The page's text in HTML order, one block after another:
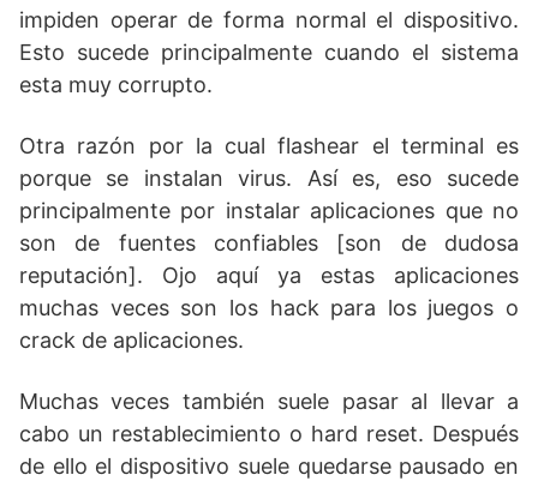
impiden operar de forma normal el dispositivo.
Esto sucede principalmente cuando el sistema
esta muy corrupto.
Otra razón por la cual flashear el terminal es
porque se instalan virus. Así es, eso sucede
principalmente por instalar aplicaciones que no
son de fuentes confiables [son de dudosa
reputación]. Ojo aquí ya estas aplicaciones
muchas veces son los hack para los juegos o
crack de aplicaciones.
Muchas veces también suele pasar al llevar a
cabo un restablecimiento o hard reset. Después
de ello el dispositivo suele quedarse pausado en